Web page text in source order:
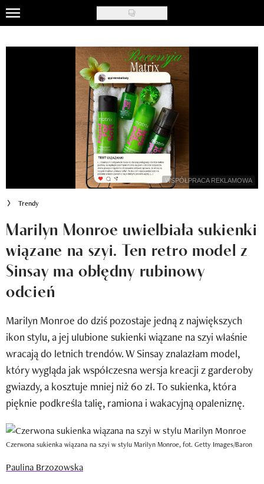
Skip
to
main
Newsy
Newsletter
Wizaz Summer Influ School
Mój profil / Zarejestruj się
WSPÓŁPRACA REKLAMOWA
Trendy
Marilyn Monroe uwielbiała sukienki
wiązane na szyi. Ten retro model z
Sinsay ma obłędny rubinowy
odcień
Marilyn Monroe do dziś pozostaje jedną z największych
ikon stylu, a jej ulubione sukienki wiązane na szyi właśnie
wracają do letnich trendów. W Sinsay znalazłam model,
który wygląda jak współczesna wersja kreacji z garderoby
gwiazdy, a kosztuje mniej niż 60 zł. To sukienka, która
pięknie podkreśla talię, ramiona i wakacyjną opaleniznę.
Czerwona sukienka wiązana na szyi w stylu Marilyn Monroe, fot. Getty Images/Baron
Paulina Brzozowska